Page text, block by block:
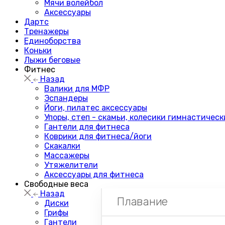
Мячи волейбол
Аксессуары
Дартс
Тренажеры
Единоборства
Коньки
Лыжи беговые
Фитнес
Назад
Валики для МФР
Эспандеры
Йоги, пилатес аксессуары
Упоры, степ - скамьи, колесики
Гантели для фитнеса
Коврики для фитнеса/йоги
Скакалки
Массажеры
Утяжелители
Аксессуары для фитнеса
Свободные веса
Назад
Диски
Грифы
Гантели
Плавание